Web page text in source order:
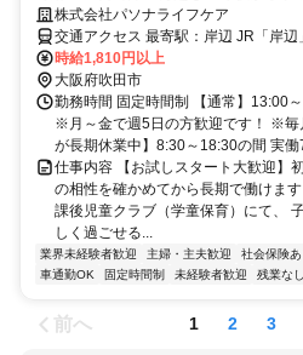
持ち帰り・残業なし！見学後の辞退OK
株式会社パソナライフケア
交通アクセス 最寄駅：岸辺 JR「岸辺」駅から徒歩15分 ＊車通勤OK
駐車場代自己負担なし！
時給1,810円以上
大阪府吹田市
勤務時間 固定時間制 【通常】13:00
※月～金で週5日の方歓迎です！ ※毎
が長期休業中】8:30～18:30の間 実働
仕事内容 【お試しスタート大歓迎】
の相性を確かめてから長期で働けま
課後児童クラブ（学童保育）にて、
しく過ごせる...
業界未経験者歓迎 主婦・主夫歓迎 社会保険あ
車通勤OK
固定時間制 未経験者歓迎 残業なし
前へ 1 2 3